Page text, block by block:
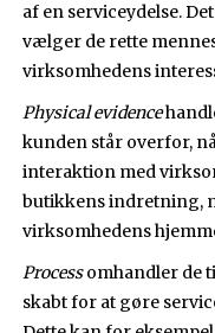
af en serviceydelse.
vælger de rette
virksomhedens
Physical evidence
kunden står overfor,
interaktion med
butikkens indretning,
virksomhedens
Processomhandler de
skabt for at gøre